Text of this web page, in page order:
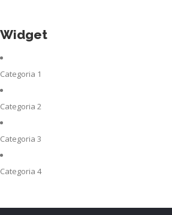
Widget
Categoria 1
Categoria 2
Categoria 3
Categoria 4